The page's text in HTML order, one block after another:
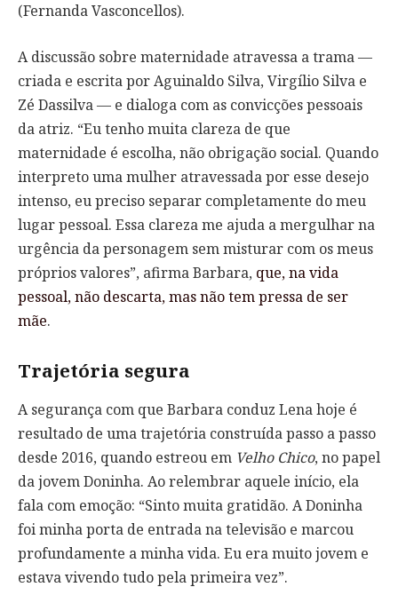
(Fernanda Vasconcellos).
A discussão sobre maternidade atravessa a trama —
criada e escrita por Aguinaldo Silva, Virgílio Silva e
Zé Dassilva — e dialoga com as convicções pessoais
da atriz. “Eu tenho muita clareza de que
maternidade é escolha, não obrigação social. Quando
interpreto uma mulher atravessada por esse desejo
intenso, eu preciso separar completamente do meu
lugar pessoal. Essa clareza me ajuda a mergulhar na
urgência da personagem sem misturar com os meus
próprios valores”, afirma Barbara, que, na vida
pessoal, não descarta, mas não tem pressa de ser
mãe.
Trajetória segura
A segurança com que Barbara conduz Lena hoje é
resultado de uma trajetória construída passo a passo
desde 2016, quando estreou em Velho Chico, no papel
da jovem Doninha. Ao relembrar aquele início, ela
fala com emoção: “Sinto muita gratidão. A Doninha
foi minha porta de entrada na televisão e marcou
profundamente a minha vida. Eu era muito jovem e
estava vivendo tudo pela primeira vez”.